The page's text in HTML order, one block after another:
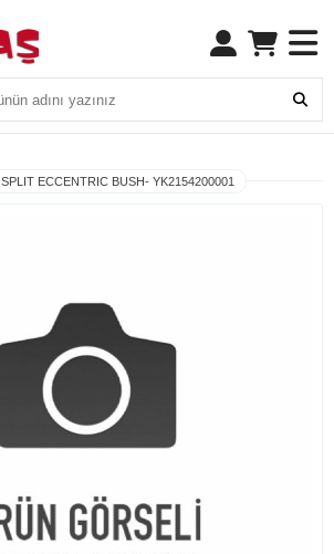
SPLIT ECCENTRIC BUSH- YK2154200001